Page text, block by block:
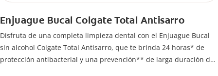
Enjuague Bucal Colgate Total Antisarro
Disfruta de una completa limpieza dental con el Enjuague Bucal
sin alcohol Colgate Total Antisarro, que te brinda 24 horas* de
protección antibacterial y una prevención** de larga duración de